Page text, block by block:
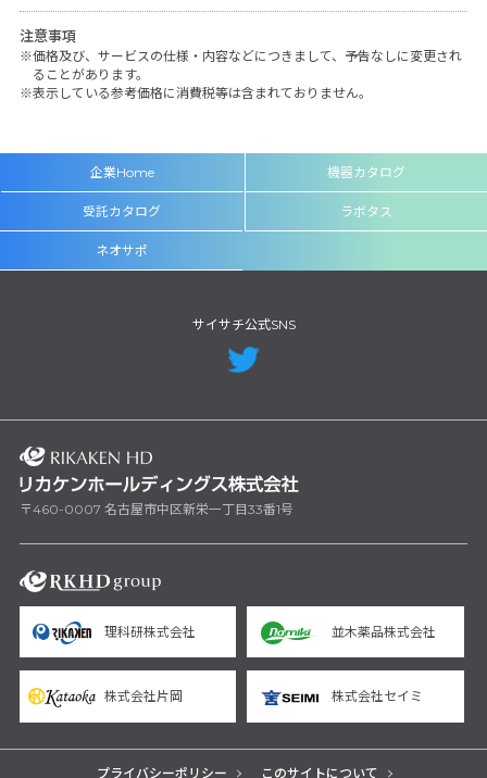
注意事項
価格及び、サービスの仕様・内容などにつきまして、予告なしに変更され
ることがあります。
表示している参考価格に消費税等は含まれておりません。
企業Home 機器カタログ
受託カタログ ラボタス
ネオサポ
サイサチ公式SNS
〒460-0007 名古屋市中区新栄一丁目33番1号
理科研株式会社 並木薬品株式会社
株式会社片岡 株式会社セイミ
プライバシーポリシー このサイトについて